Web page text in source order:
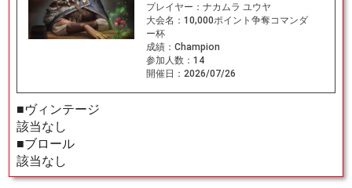
プレイヤー： ナカムラ ユウヤ
大会名： 10,000ポイント争奪コマンダ
ー杯
成績： Champion
参加人数： 14
開催日： 2026/07/26
■ヴィンテージ
該当なし
■ブロール
該当なし